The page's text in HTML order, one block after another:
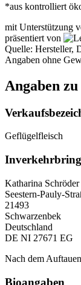
*aus kontrolliert
mit Unterstützung
präsentiert von
Quelle: Hersteller,
Angaben ohne
Angaben
Geflügelfleisch
Katharina
Seestern-Pauly-
21493
Schwarzenbek
Deutschland
DE NI 27671 EG
Nach dem
Bioangaben